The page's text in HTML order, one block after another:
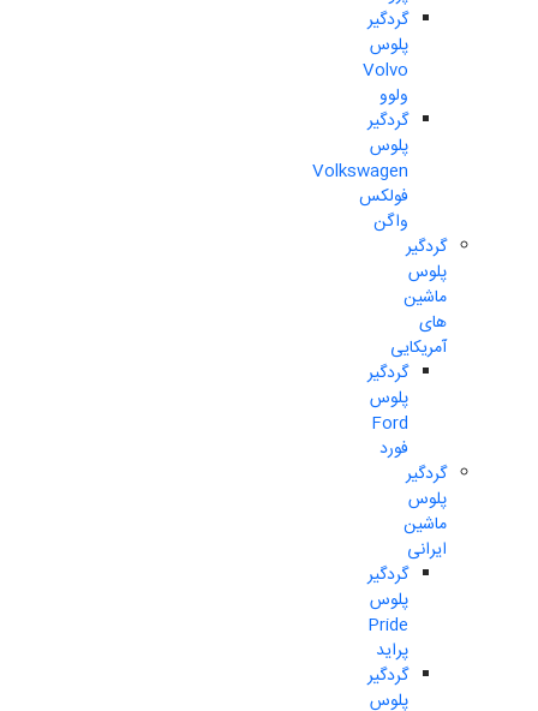
گردگیر
پلوس
Volvo
ولوو
گردگیر
پلوس
Volkswagen
فولکس
واگن
گردگیر
پلوس
ماشین
های
آمریکایی
گردگیر
پلوس
Ford
فورد
گردگیر
پلوس
ماشین
ایرانی
گردگیر
پلوس
Pride
پراید
گردگیر
پلوس